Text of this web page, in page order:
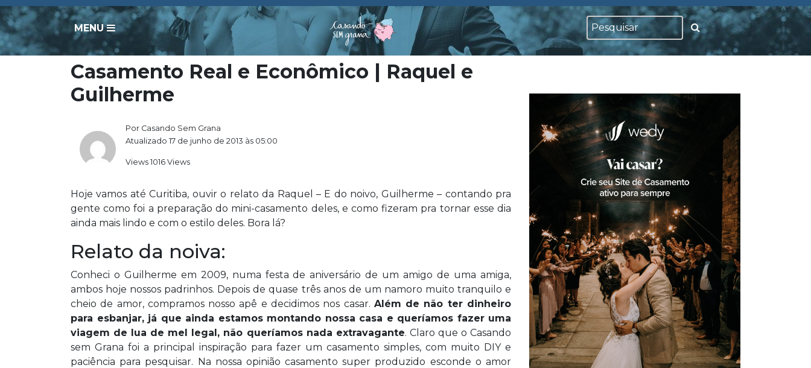
MENU
Casamento Real e Econômico | Raquel e
Guilherme
Por Casando Sem Grana
Atualizado 17 de junho de 2013 às 05:00
Views 1016 Views
Hoje vamos até Curitiba, ouvir o relato da Raquel – E do noivo, Guilherme – contando pra
gente como foi a preparação do mini-casamento deles, e como fizeram pra tornar esse dia
ainda mais lindo e com o estilo deles. Bora lá?
Relato da noiva:
Conheci o Guilherme em 2009, numa festa de aniversário de um amigo de uma amiga,
ambos hoje nossos padrinhos. Depois de quase três anos de um namoro muito tranquilo e
cheio de amor, compramos nosso apê e decidimos nos casar. Além de não ter dinheiro
para esbanjar, já que ainda estamos montando nossa casa e queríamos fazer uma
viagem de lua de mel legal, não queríamos nada extravagante. Claro que o Casando
sem Grana foi a principal inspiração para fazer um casamento simples, com muito DIY e
paciência para pesquisar. Na nossa opinião casamento super produzido esconde o amor